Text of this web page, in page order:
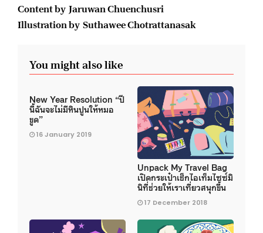
Content by Jaruwan Chuenchusri
Illustration by Suthawee Chotrattanasak
You might also like
New Year Resolution “ปี
นี้ฉันจะไม่มีหินปูนให้หมอ
ขูด”
16 January 2019
Unpack My Travel Bag
เปิดกระเป๋าเช็กไอเท็มไซซ์มิ
นิที่ช่วยให้เราเที่ยวสนุกขึ้น
17 December 2018